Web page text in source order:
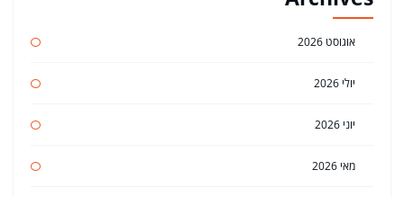
אוגוסט 2026
יולי 2026
יוני 2026
מאי 2026